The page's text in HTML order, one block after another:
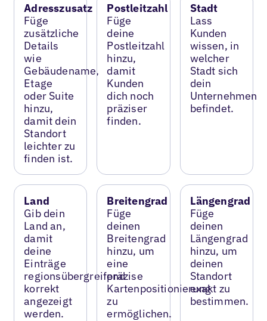
Adresszusatz
Füge
zusätzliche
Details
wie
Gebäudename,
Etage
oder Suite
hinzu,
damit dein
Standort
leichter zu
finden ist.
Postleitzahl
Füge
deine
Postleitzahl
hinzu,
damit
Kunden
dich noch
präziser
finden.
Stadt
Lass
Kunden
wissen, in
welcher
Stadt sich
dein
Unternehmen
befindet.
Land
Gib dein
Land an,
damit
deine
Einträge
regionsübergreifend
korrekt
angezeigt
werden.
Breitengrad
Füge
deinen
Breitengrad
hinzu, um
eine
präzise
Kartenpositionierung
zu
ermöglichen.
Längengrad
Füge
deinen
Längengrad
hinzu, um
deinen
Standort
exakt zu
bestimmen.